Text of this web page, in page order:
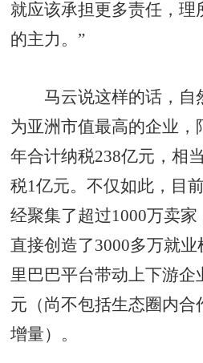
就应该承担更多责任，理
的主力。”
马云说这样的话，自
为亚洲市值最高的企业，
年合计纳税238亿元，相
税1亿元。不仅如此，目
经聚集了超过1000万卖家
直接创造了3000多万就
里巴巴平台带动上下游企
元（尚不包括生态圈内合
增量）。